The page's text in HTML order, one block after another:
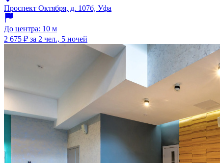
Проспект Октября, д. 107б, Уфа
До центра: 10 м
2 675 ₽ за 2 чел., 5 ночей